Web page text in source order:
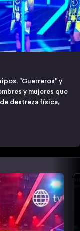
"Guerreros" y
y mujeres que
destreza física,